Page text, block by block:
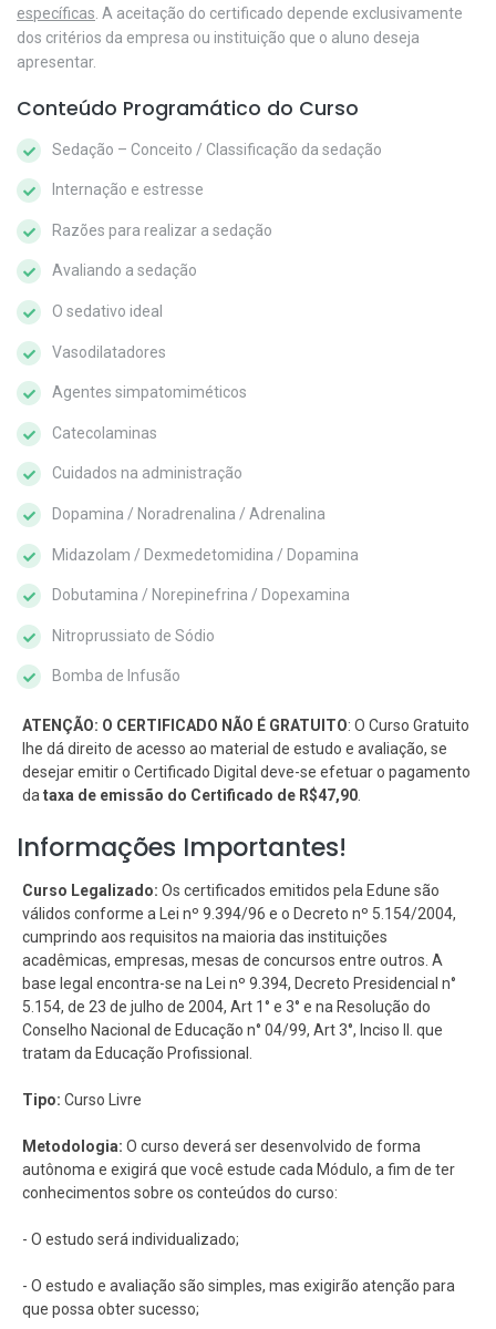
específicas . A aceitação do certificado depende exclusivamente
dos critérios da empresa ou instituição que o aluno deseja
apresentar.
Conteúdo Programático do Curso
Sedação – Conceito / Classificação da sedação
Internação e estresse
Razões para realizar a sedação
Avaliando a sedação
O sedativo ideal
Vasodilatadores
Agentes simpatomiméticos
Catecolaminas
Cuidados na administração
Dopamina / Noradrenalina / Adrenalina
Midazolam / Dexmedetomidina / Dopamina
Dobutamina / Norepinefrina / Dopexamina
Nitroprussiato de Sódio
Bomba de Infusão
ATENÇÃO: O CERTIFICADO NÃO É GRATUITO: O Curso Gratuito
lhe dá direito de acesso ao material de estudo e avaliação, se
desejar emitir o Certificado Digital deve-se efetuar o pagamento
da taxa de emissão do Certificado de R$47,90
Informações Importantes!
Curso Legalizado: Os certificados emitidos pela Edune são
válidos conforme a Lei nº 9.394/96 e o Decreto nº 5.154/2004,
cumprindo aos requisitos na maioria das instituições
acadêmicas, empresas, mesas de concursos entre outros. A
base legal encontra-se na Lei nº 9.394, Decreto Presidencial n°
5.154, de 23 de julho de 2004, Art 1° e 3° e na Resolução do
Conselho Nacional de Educação n° 04/99, Art 3°, Inciso II. que
tratam da Educação Profissional.
Tipo: Curso Livre
Metodologia: O curso deverá ser desenvolvido de forma
autônoma e exigirá que você estude cada Módulo, a fim de ter
conhecimentos sobre os conteúdos do curso:
- O estudo será individualizado;
- O estudo e avaliação são simples, mas exigirão atenção para
que possa obter sucesso;